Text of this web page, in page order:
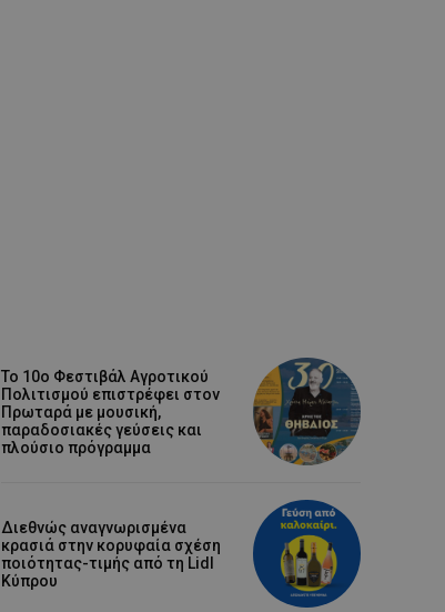
Το 10ο Φεστιβάλ Αγροτικού
Πολιτισμού επιστρέφει στον
Πρωταρά με μουσική,
παραδοσιακές γεύσεις και
πλούσιο πρόγραμμα
Διεθνώς αναγνωρισμένα
κρασιά στην κορυφαία σχέση
ποιότητας-τιμής από τη Lidl
Κύπρου